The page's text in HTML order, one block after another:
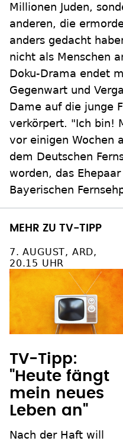
Millionen Juden,
anderen, die
anders gedacht
nicht als Menschen
Doku-Drama endet
Gegenwart und
Dame auf die junge
verkörpert. "Ich bin!
vor einigen Wochen
dem Deutschen
worden, das
Bayerischen
MEHR ZU TV-TIPP
7. AUGUST, ARD,
20.15 UHR
TV-Tipp:
"Heute fängt
mein neues
Leben an"
Nach der Haft will